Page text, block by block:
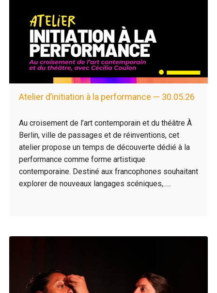
Atelier d’initiation à la performance — 30.05.26
Au croisement de l’art contemporain et du théâtre À
Berlin, ville de passages et de réinventions, cet
atelier propose un temps de découverte dédié à la
performance comme forme artistique
contemporaine. Destiné aux francophones souhaitant
explorer de nouveaux langages scéniques,…..